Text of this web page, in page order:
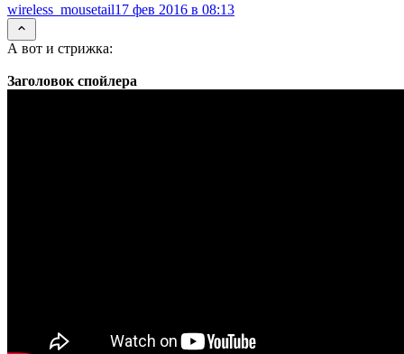
wireless_mousetail17 фев 2016 в 08:13
А вот и стрижка:
Заголовок спойлера